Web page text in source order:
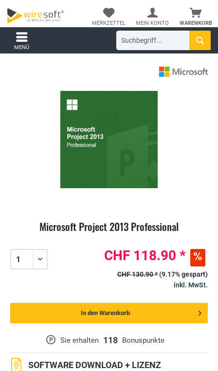
WARENKORB
MERKZETTEL MEIN KONTO
MENÜ
Microsoft Project 2013 Professional
P Sie erhalten 118 Bonuspunkte
SOFTWARE DOWNLOAD + LIZENZ
CHF 118.90 *
CHF 130.90 *(9.17% gespart)
inkl. MwSt.
In den Warenkorb